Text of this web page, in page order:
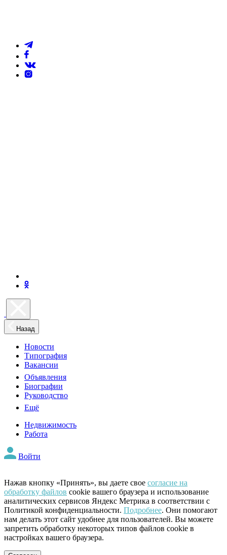
Назад
Новости
Типография
Вакансии
Объявления
Биографии
Руководство
Ещё
Недвижимость
Работа
Войти
Нажав кнопку «Принять», вы даете свое согласие на
обработку файлов cookie вашего браузера и использование
аналитических сервисов Яндекс Метрика в соответствии с
Политикой конфиденциальности. Подробнее. Они помогают
нам делать этот сайт удобнее для пользователей. Вы можете
запретить обработку некоторых типов файлов cookie в
настройках вашего браузера.